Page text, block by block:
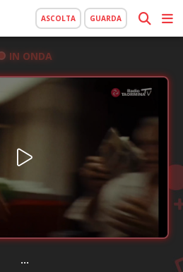
ASCOLTA GUARDA
IN ONDA
...